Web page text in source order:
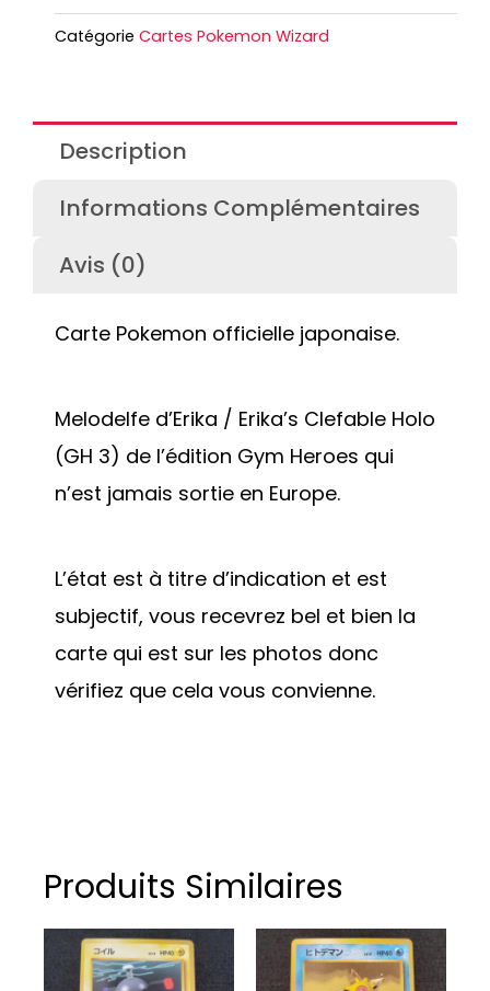
Catégorie Cartes Pokemon Wizard
Description
Informations Complémentaires
Avis (0)
Carte Pokemon officielle japonaise.
Melodelfe d’Erika / Erika’s Clefable Holo
(GH 3) de l’édition Gym Heroes qui
n’est jamais sortie en Europe.
L’état est à titre d’indication et est
subjectif, vous recevrez bel et bien la
carte qui est sur les photos donc
vérifiez que cela vous convienne.
Produits Similaires